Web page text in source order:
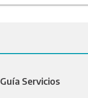
Guía Servicios